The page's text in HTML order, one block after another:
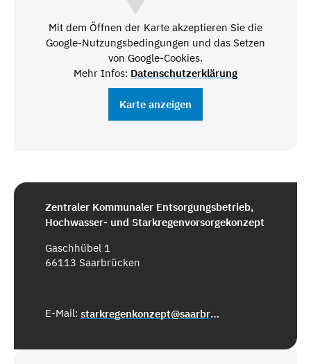
Mit dem Öffnen der Karte akzeptieren Sie die
Google-Nutzungsbedingungen und das Setzen
von Google-Cookies.
Mehr Infos: Datenschutzerklärung
Karte anzeigen
Zentraler Kommunaler Entsorgungsbetrieb,
Hochwasser- und Starkregenvorsorgekonzept
Gaschhübel 1
66113 Saarbrücken
E-Mail: starkregenkonzept@saarbruecken.de